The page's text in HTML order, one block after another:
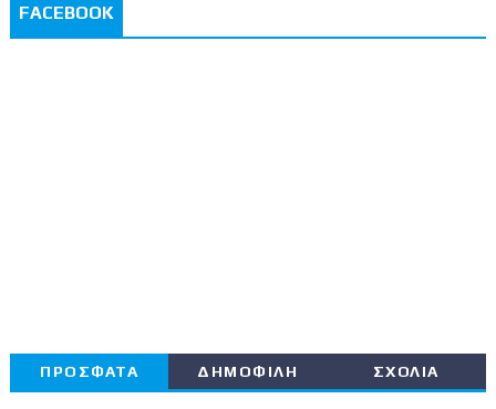
FACEBOOK
ΠΡΟΣΦΑΤΑ ΔΗΜΟΦΙΛΗ ΣΧΟΛΙΑ